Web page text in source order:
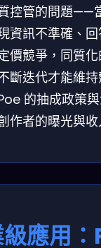
控管的問題——
資訊不準確、
價競爭，同質
斷迭代才能維
的抽成政策
作者的曝光與收
應用